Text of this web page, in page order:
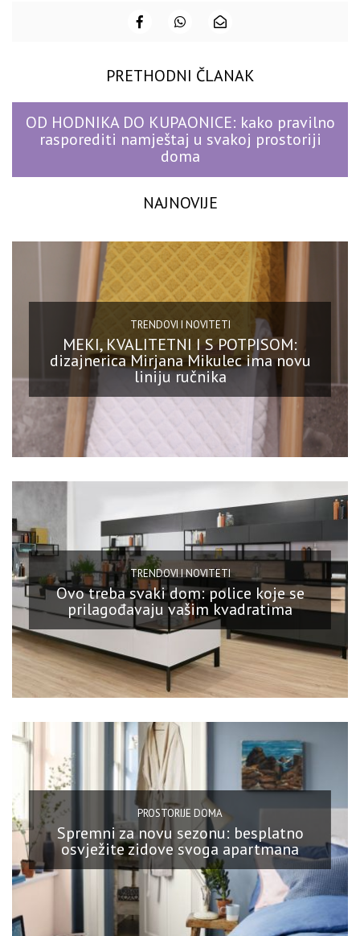
PRETHODNI ČLANAK
OD HODNIKA DO KUPAONICE: kako pravilno
rasporediti namještaj u svakoj prostoriji
doma
NAJNOVIJE
TRENDOVI I NOVITETI
MEKI, KVALITETNI I S POTPISOM:
dizajnerica Mirjana Mikulec ima novu
liniju ručnika
TRENDOVI I NOVITETI
Ovo treba svaki dom: police koje se
prilagođavaju vašim kvadratima
PROSTORIJE DOMA
Spremni za novu sezonu: besplatno
osvježite zidove svoga apartmana